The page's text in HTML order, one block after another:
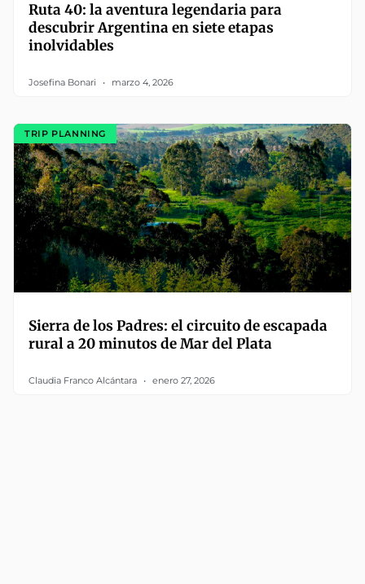
Ruta 40: la aventura legendaria para
descubrir Argentina en siete etapas
inolvidables
Josefina Bonari marzo 4, 2026
TRIP PLANNING
Sierra de los Padres: el circuito de escapada
rural a 20 minutos de Mar del Plata
Claudia Franco Alcántara enero 27, 2026